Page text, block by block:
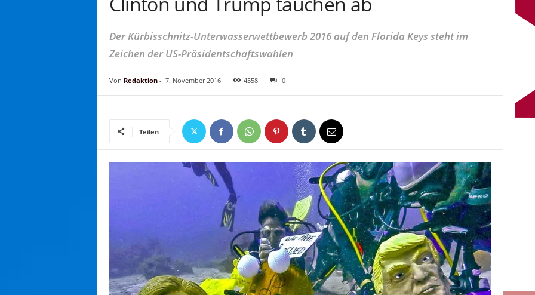
Der Kürbisschnitz-Unterwasserwettbewerb 2016 auf den Florida Keys steht im
Zeichen der US-Präsidentschaftswahlen
Von Redaktion- 7. November 2016 4558 0
Teilen